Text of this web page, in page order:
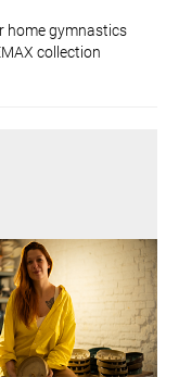
home gymnastics
collection